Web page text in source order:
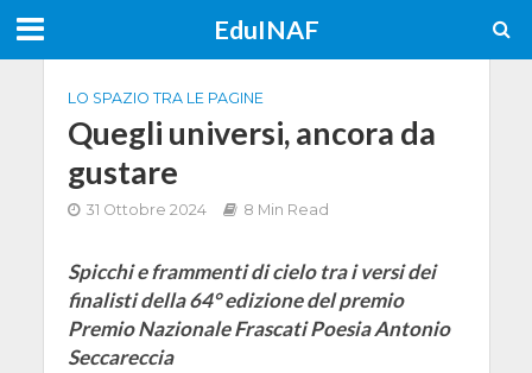
EduINAF
LO SPAZIO TRA LE PAGINE
Quegli universi, ancora da
gustare
31 Ottobre 2024 8 Min Read
Spicchi e frammenti di cielo tra i versi dei
finalisti della 64° edizione del premio
Premio Nazionale Frascati Poesia Antonio
Seccareccia